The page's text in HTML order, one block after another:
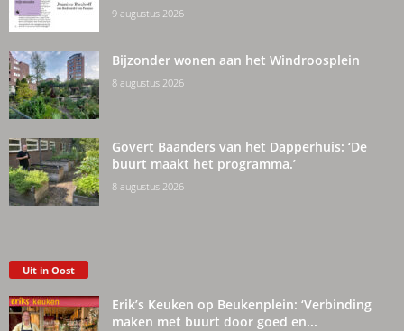
9 augustus 2026
Bijzonder wonen aan het Windroosplein
8 augustus 2026
Govert Baanders van het Dapperhuis: ‘De
buurt maakt het programma.’
8 augustus 2026
Uit in Oost
Erik’s Keuken op Beukenplein: ‘Verbinding
maken met buurt door goed en...